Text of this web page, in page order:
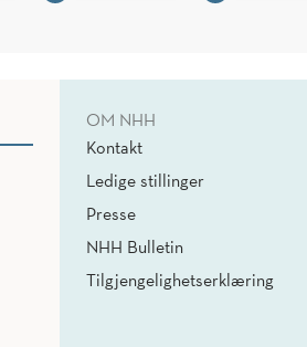
OM NHH
Kontakt
Ledige stillinger
Presse
NHH Bulletin
Tilgjengelighetserklæring